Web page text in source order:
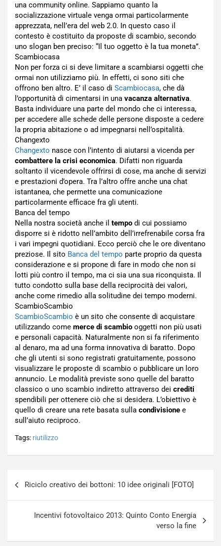
una community online. Sappiamo quanto la
socializzazione virtuale venga ormai particolarmente
apprezzata, nell’era del web 2.0. In questo caso il
contesto è costituito da proposte di scambio, secondo
uno slogan ben preciso: “Il tuo oggetto è la tua moneta”.
Scambiocasa
Non per forza ci si deve limitare a scambiarsi oggetti che
ormai non utilizziamo più. In effetti, ci sono siti che
offrono ben altro. E’ il caso di Scambiocasa, che dà
l’opportunità di cimentarsi in una vacanza alternativa.
Basta individuare una parte del mondo che ci interessa,
per accedere alle schede delle persone disposte a cedere
la propria abitazione o ad impegnarsi nell’ospitalità.
Changexto
Changexto nasce con l’intento di aiutarsi a vicenda per
combattere la crisi economica. Difatti non riguarda
soltanto il vicendevole offrirsi di cose, ma anche di servizi
e prestazioni d’opera. Tra l’altro offre anche una chat
istantanea, che permette una comunicazione
particolarmente efficace fra gli utenti.
Banca del tempo
Nella nostra società anche il tempo di cui possiamo
disporre si è ridotto nell’ambito dell’irrefrenabile corsa fra
i vari impegni quotidiani. Ecco perciò che le ore diventano
preziose. Il sito Banca del tempo parte proprio da questa
considerazione e si propone di fare in modo che non si
lotti più contro il tempo, ma ci sia una sua riconquista. Il
tutto condotto sulla base della reciprocità dei valori,
anche come rimedio alla solitudine dei tempo moderni.
ScambioScambio
ScambioScambio è un sito che consente di acquistare
utilizzando come merce di scambio oggetti non più usati
e personali capacità. Naturalmente non si fa riferimento
al denaro, ma ad una forma innovativa di baratto. Dopo
che gli utenti si sono registrati gratuitamente, possono
visualizzare le proposte di scambio o pubblicare un loro
annuncio. Le modalità previste sono quelle del baratto
classico o uno scambio indiretto attraverso dei crediti
spendibili per ottenere ciò che si desidera. L’obiettivo è
quello di creare una rete basata sulla condivisione e
sull’aiuto reciproco.
Tags: riutilizzo
Riciclo creativo dei bottoni: 10 idee originali [FOTO]
Incentivi fotovoltaico 2013: Quinto Conto Energia
verso la fine